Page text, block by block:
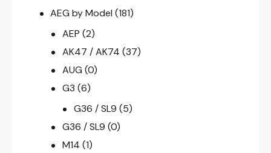
AEG by Model (181)
AEP (2)
AK47 / AK74 (37)
AUG (0)
G3 (6)
G36 / SL9 (5)
G36 / SL9 (0)
M14 (1)